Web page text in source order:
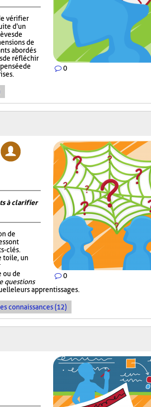
0
vérifier
d'un
de
de
abordés
de réfléchir
de
0
à clarifier
de
sont
clés.
toile, un
ou de
questions
leurs apprentissages.
connaissances (12)